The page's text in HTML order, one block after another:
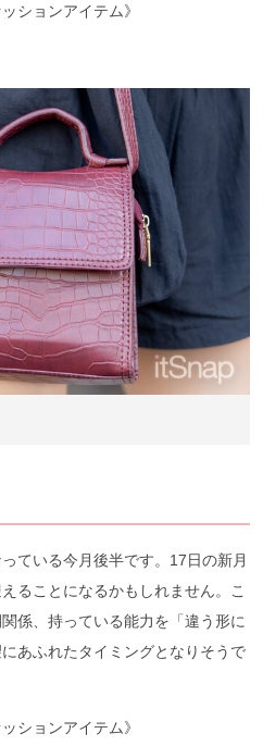
ションアイテム》
ている今月後半です。17日の新月
ることになるかもしれません。こ
係、持っている能力を「違う形に
あふれたタイミングとなりそうで
ションアイテム》